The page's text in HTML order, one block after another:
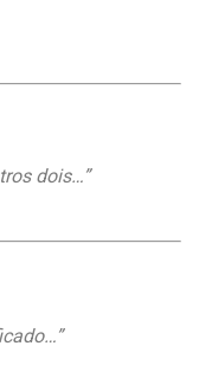
dois…”